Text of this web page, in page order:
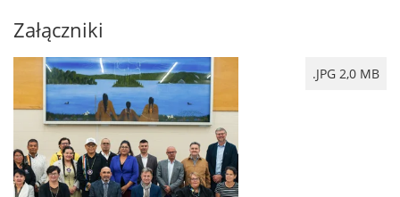
Załączniki
.JPG 2,0 MB